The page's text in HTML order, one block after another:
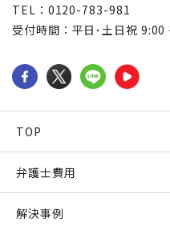
TEL：0120-783-981
受付時間：平日･土日祝
TOP
弁護士費用
解決事例